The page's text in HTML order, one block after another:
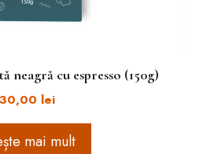
neagră cu espresso (150g)
30,00 lei
mai mult